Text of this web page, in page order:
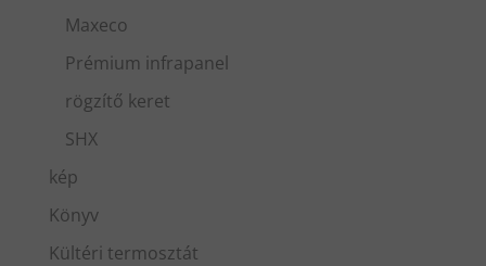
Maxeco
Prémium infrapanel
rögzítő keret
SHX
kép
Könyv
Kültéri termosztát